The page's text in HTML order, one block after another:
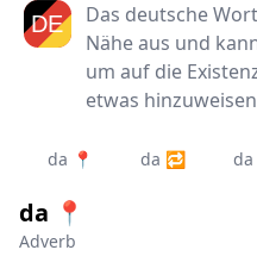
Das deutsche
Nähe aus und
um auf die
etwas
da 📍 da 🔁
da 📍
Adverb